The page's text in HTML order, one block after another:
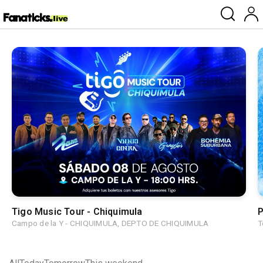
Tigo Music Tour - Chiquimula
Campo de la Y - CHIQUIMULA, DEPTO DE CHIQUIMULA